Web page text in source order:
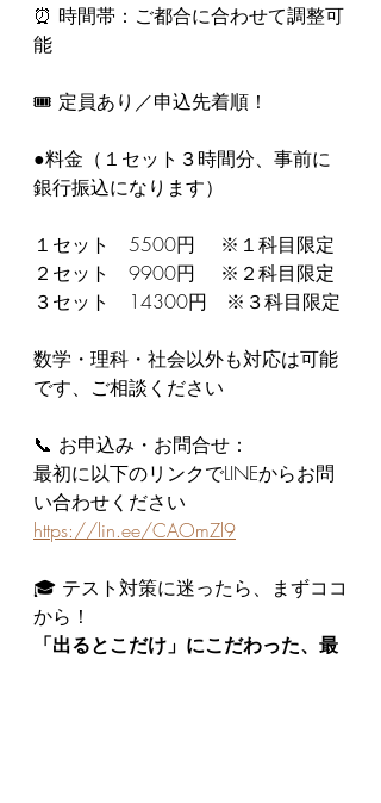
⏰ 時間帯：ご都合に合わせて調整可
能
🎟 定員あり／申込先着順！
●料金（１セット３時間分、事前に
銀行振込になります）
１セット　5500円　 ※１科目限定
２セット　9900円　 ※２科目限定
３セット　14300円　※３科目限定
数学・理科・社会以外も対応は可能
です、ご相談ください
📞 お申込み・お問合せ：
最初に以下のリンクでLINEからお問
い合わせください
https://lin.ee/CAOmZl9
🎓 テスト対策に迷ったら、まずココ
から！
「出るとこだけ」にこだわった、最